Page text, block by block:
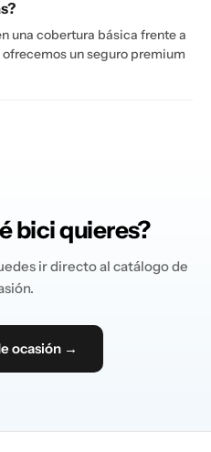
una cobertura básica frente a
un seguro premium
bici quieres?
ir directo al catálogo de
ocasión →